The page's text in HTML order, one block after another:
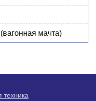
мачта)
техника